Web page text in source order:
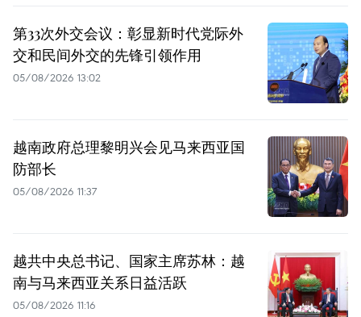
第33次外交会议：彰显新时代党际外
交和民间外交的先锋引领作用
05/08/2026 13:02
越南政府总理黎明兴会见马来西亚国
防部长
05/08/2026 11:37
越共中央总书记、国家主席苏林：越
南与马来西亚关系日益活跃
05/08/2026 11:16